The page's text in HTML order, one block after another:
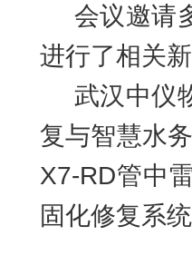
会议邀请
进行了相关
武汉中仪
复与智慧水
X7-RD管中
固化修复系